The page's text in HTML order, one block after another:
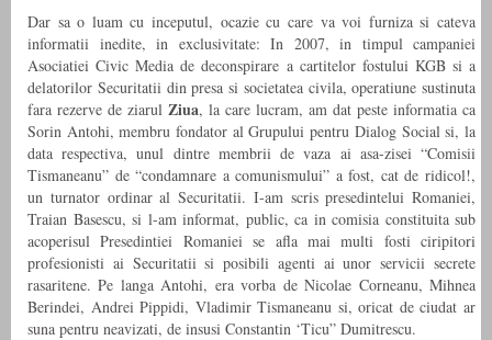
Dar sa o luam cu inceputul, ocazie cu care va voi furniza si cateva
informatii inedite, in exclusivitate: In 2007, in timpul campaniei
Asociatiei Civic Media de deconspirare a cartitelor fostului KGB si a
delatorilor Securitatii din presa si societatea civila, operatiune sustinuta
fara rezerve de ziarul Ziua, la care lucram, am dat peste informatia ca
Sorin Antohi, membru fondator al Grupului pentru Dialog Social si, la
data respectiva, unul dintre membrii de vaza ai asa-zisei “Comisii
Tismaneanu” de “condamnare a comunismului” a fost, cat de ridicol!,
un turnator ordinar al Securitatii. I-am scris presedintelui Romaniei,
Traian Basescu, si l-am informat, public, ca in comisia constituita sub
acoperisul Presedintiei Romaniei se afla mai multi fosti ciripitori
profesionisti ai Securitatii si posibili agenti ai unor servicii secrete
rasaritene. Pe langa Antohi, era vorba de Nicolae Corneanu, Mihnea
Berindei, Andrei Pippidi, Vladimir Tismaneanu si, oricat de ciudat ar
suna pentru neavizati, de insusi Constantin ‘Ticu” Dumitrescu.